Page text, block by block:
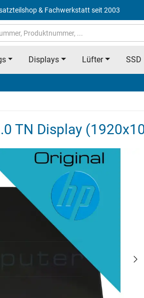
& Fachwerkstatt seit 2003
Displays Lüfter SSD
TN Display